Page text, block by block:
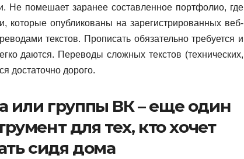
Не помешает заранее составленное портфолио, где
которые опубликованы на зарегистрированных веб-
текстов. Прописать обязательно требуется и
даются. Переводы сложных текстов (технических,
достаточно дорого.
или группы ВК – еще один
для тех, кто хочет
сидя дома